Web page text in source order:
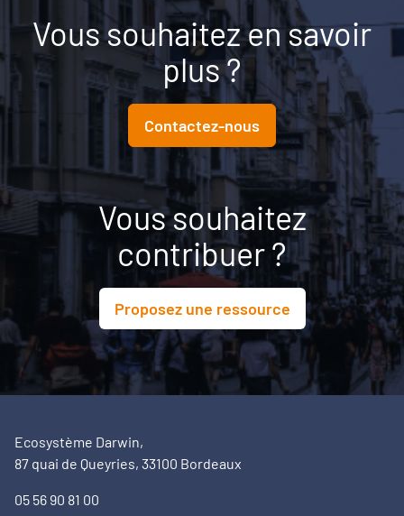
Vous souhaitez en savoir
plus ?
Contactez-nous
Vous souhaitez
contribuer ?
Proposez une ressource
Ecosystème Darwin,
87 quai de Queyries, 33100 Bordeaux
05 56 90 81 00